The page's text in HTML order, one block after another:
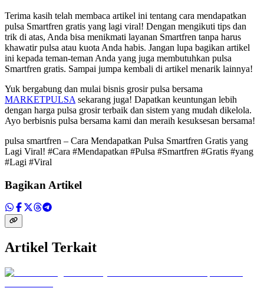
Terima kasih telah membaca artikel ini tentang cara mendapatkan
pulsa Smartfren gratis yang lagi viral! Dengan mengikuti tips dan
trik di atas, Anda bisa menikmati layanan Smartfren tanpa harus
khawatir pulsa atau kuota Anda habis. Jangan lupa bagikan artikel
ini kepada teman-teman Anda yang juga membutuhkan pulsa
Smartfren gratis. Sampai jumpa kembali di artikel menarik lainnya!
Yuk bergabung dan mulai bisnis grosir pulsa bersama
MARKETPULSA sekarang juga! Dapatkan keuntungan lebih
dengan harga pulsa grosir terbaik dan sistem yang mudah dikelola.
Ayo berbisnis pulsa bersama kami dan meraih kesuksesan bersama!
pulsa smartfren – Cara Mendapatkan Pulsa Smartfren Gratis yang
Lagi Viral! #Cara #Mendapatkan #Pulsa #Smartfren #Gratis #yang
#Lagi #Viral
Bagikan Artikel
Artikel Terkait